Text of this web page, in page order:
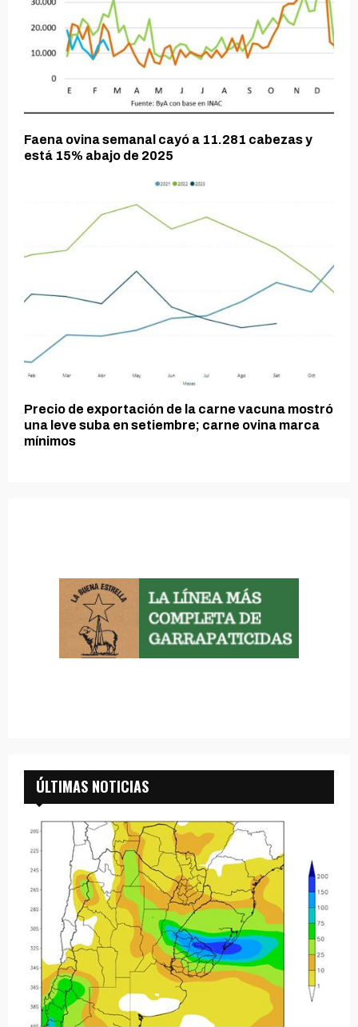
Faena ovina semanal cayó a 11.281 cabezas y
está 15% abajo de 2025
Precio de exportación de la carne vacuna mostró
una leve suba en setiembre; carne ovina marca
mínimos
ÚLTIMAS NOTICIAS